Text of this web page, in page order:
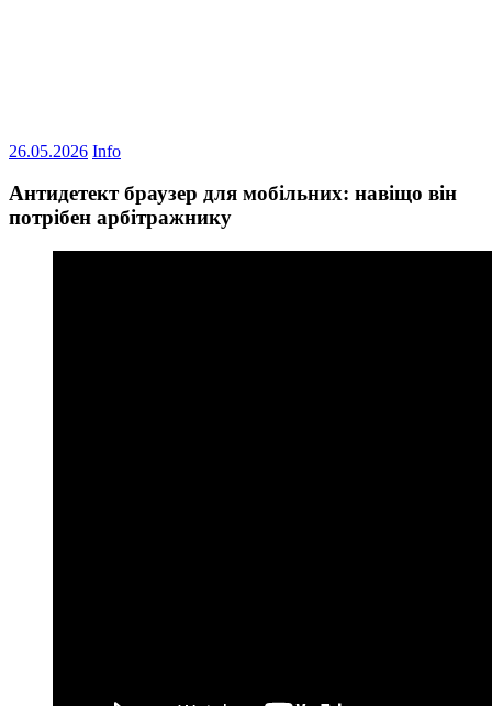
26.05.2026 Info
Антидетект браузер для мобільних: навіщо він
потрібен арбітражнику